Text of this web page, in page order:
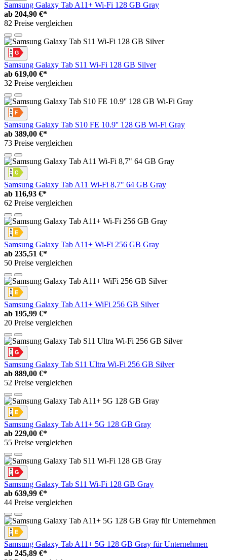
Samsung Galaxy Tab A11+ Wi-Fi 128 GB Gray
ab 204,90 €*
82 Preise vergleichen
Samsung Galaxy Tab S11 Wi-Fi 128 GB Silver
ab 619,00 €*
32 Preise vergleichen
Samsung Galaxy Tab S10 FE 10.9'' 128 GB Wi-Fi Gray
ab 389,00 €*
73 Preise vergleichen
Samsung Galaxy Tab A11 Wi-Fi 8,7" 64 GB Gray
ab 116,93 €*
62 Preise vergleichen
Samsung Galaxy Tab A11+ Wi-Fi 256 GB Gray
ab 235,51 €*
50 Preise vergleichen
Samsung Galaxy Tab A11+ WiFi 256 GB Silver
ab 195,99 €*
20 Preise vergleichen
Samsung Galaxy Tab S11 Ultra Wi-Fi 256 GB Silver
ab 889,00 €*
52 Preise vergleichen
Samsung Galaxy Tab A11+ 5G 128 GB Gray
ab 229,00 €*
55 Preise vergleichen
Samsung Galaxy Tab S11 Wi-Fi 128 GB Gray
ab 639,99 €*
44 Preise vergleichen
Samsung Galaxy Tab A11+ 5G 128 GB Gray für Unternehmen
ab 245,89 €*